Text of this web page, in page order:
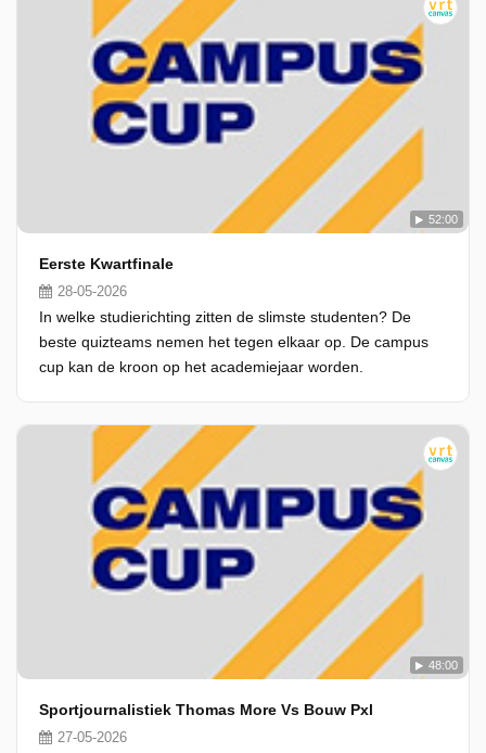
52:00
Eerste Kwartfinale
28-05-2026
In welke studierichting zitten de slimste studenten? De
beste quizteams nemen het tegen elkaar op. De campus
cup kan de kroon op het academiejaar worden.
48:00
Sportjournalistiek Thomas More Vs Bouw Pxl
27-05-2026